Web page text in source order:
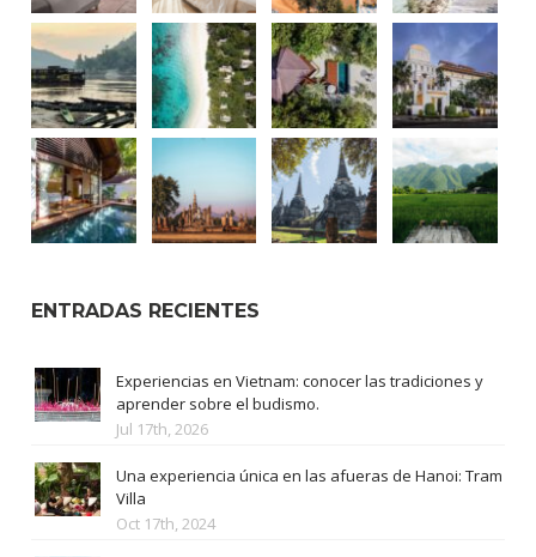
ENTRADAS RECIENTES
Experiencias en Vietnam: conocer las tradiciones y
aprender sobre el budismo.
Jul 17th, 2026
Una experiencia única en las afueras de Hanoi: Tram
Villa
Oct 17th, 2024